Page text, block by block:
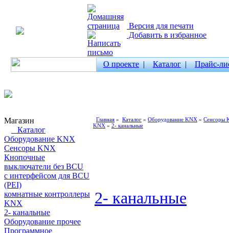
Версия для печати
Добавить в избранное
О проекте| Каталог| Прайс-
Магазин
Каталог
Оборудование KNX
Сенсоры KNX
Кнопочные
выключатели без BCU
с интерфейсом для BCU
(PEI)
комнатные контроллеры
KNX
2- канальные
Оборудование прочее
Программное
Главная » Каталог » Оборудование KNX » Сенсоры
KNX » 2- канальные
2- канальные